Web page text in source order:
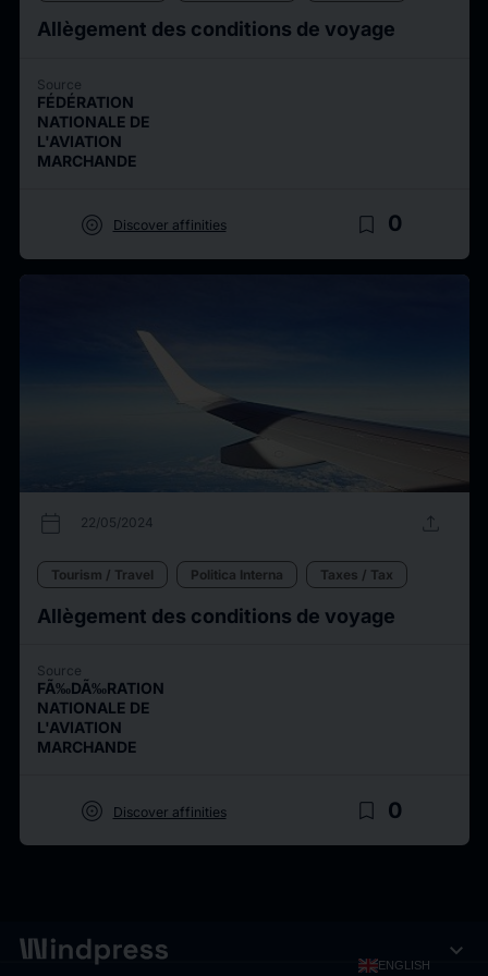
Allègement des conditions de voyage
Source
FÉDÉRATION
NATIONALE DE
L'AVIATION
MARCHANDE
target Discover affinities bookmark_border 0
calendar_today 22/05/2024 upload
Tourism / Travel Politica Interna Taxes / Tax
Allègement des conditions de voyage
Source
FÃ‰DÃ‰RATION
NATIONALE DE
L'AVIATION
MARCHANDE
target Discover affinities bookmark_border 0
ENGLISH expand_more